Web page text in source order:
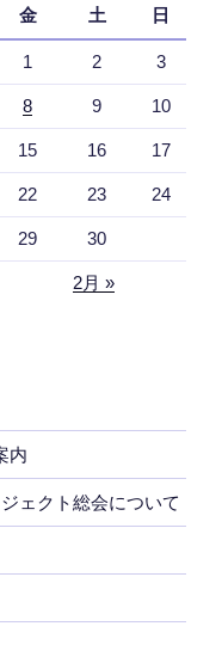
金 土 日
1 2 3
8 9 10
15 16 17
22 23 24
29 30
2月 »
内
ェクト総会について